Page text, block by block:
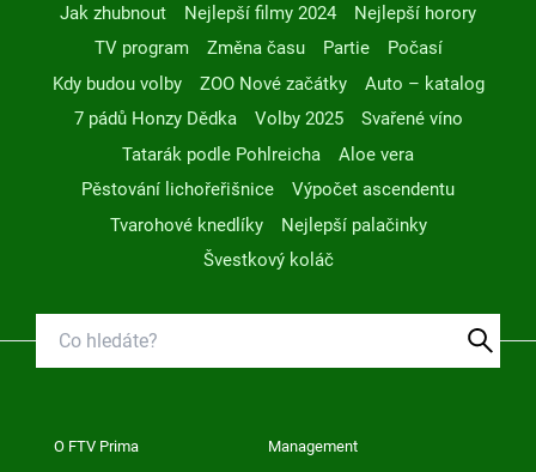
Jak zhubnout Nejlepší filmy 2024
Nejlepší horory
TV program
Změna času Partie
Počasí
Kdy budou volby
ZOO Nové začátky
Auto – katalog
7 pádů Honzy Dědka
Volby 2025
Svařené víno
Tatarák podle Pohlreicha
Aloe vera
Pěstování lichořeřišnice
Výpočet ascendentu
Tvarohové knedlíky
Nejlepší palačinky
Švestkový koláč
O FTV Prima Management